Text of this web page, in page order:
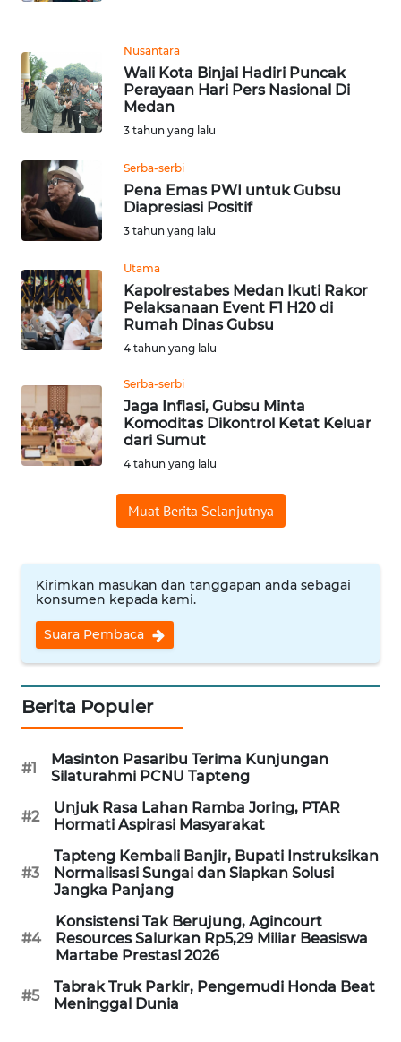
Nusantara
Wali Kota Binjai Hadiri Puncak
Perayaan Hari Pers Nasional Di
Medan
3 tahun yang lalu
Serba-serbi
Pena Emas PWI untuk Gubsu
Diapresiasi Positif
3 tahun yang lalu
Utama
Kapolrestabes Medan Ikuti Rakor
Pelaksanaan Event F1 H20 di
Rumah Dinas Gubsu
4 tahun yang lalu
Serba-serbi
Jaga Inflasi, Gubsu Minta
Komoditas Dikontrol Ketat Keluar
dari Sumut
4 tahun yang lalu
Muat Berita Selanjutnya
Kirimkan masukan dan tanggapan anda sebagai
konsumen kepada kami.
Suara Pembaca
Berita Populer
#1
Masinton Pasaribu Terima Kunjungan
Silaturahmi PCNU Tapteng
#2
Unjuk Rasa Lahan Ramba Joring, PTAR
Hormati Aspirasi Masyarakat
#3
Tapteng Kembali Banjir, Bupati Instruksikan
Normalisasi Sungai dan Siapkan Solusi
Jangka Panjang
#4
Konsistensi Tak Berujung, Agincourt
Resources Salurkan Rp5,29 Miliar Beasiswa
Martabe Prestasi 2026
#5
Tabrak Truk Parkir, Pengemudi Honda Beat
Meninggal Dunia
UTARA
WN
SAMOSIR
WN
PADANG
LAWAS
SUMEDANG
WN
CIANJUR
WN
KEPULAUAN
SERIBU
BINJAI
CIREBON
INDRAMAYU
KUNINGAN
WN
MAJALENGKA
WN
SUBANG
WN
SUKABUMI
WN